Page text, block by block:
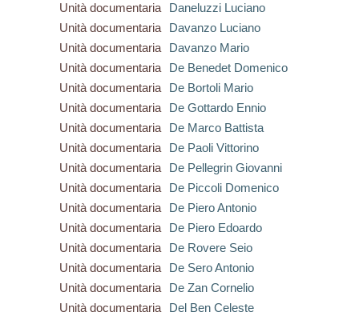
Unità documentaria
Daneluzzi Luciano
Unità documentaria
Davanzo Luciano
Unità documentaria
Davanzo Mario
Unità documentaria
De Benedet Domenico
Unità documentaria
De Bortoli Mario
Unità documentaria
De Gottardo Ennio
Unità documentaria
De Marco Battista
Unità documentaria
De Paoli Vittorino
Unità documentaria
De Pellegrin Giovanni
Unità documentaria
De Piccoli Domenico
Unità documentaria
De Piero Antonio
Unità documentaria
De Piero Edoardo
Unità documentaria
De Rovere Seio
Unità documentaria
De Sero Antonio
Unità documentaria
De Zan Cornelio
Unità documentaria
Del Ben Celeste